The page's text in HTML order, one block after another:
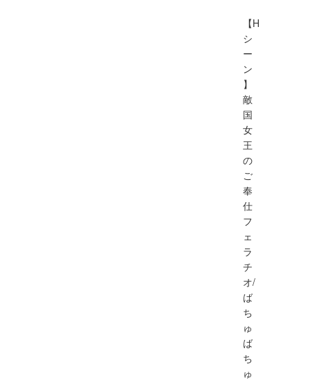
【H
シ
ー
ン
】
敵
国
女
王
の
ご
奉
仕
フ
ェ
ラ
チ
オ/
ば
ち
ゅ
ば
ち
ゅ